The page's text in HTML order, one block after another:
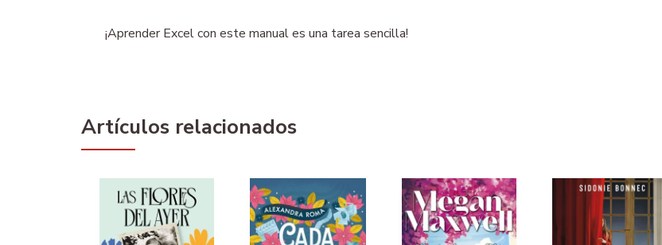
¡Aprender Excel con este manual es una tarea sencilla!
Artículos relacionados